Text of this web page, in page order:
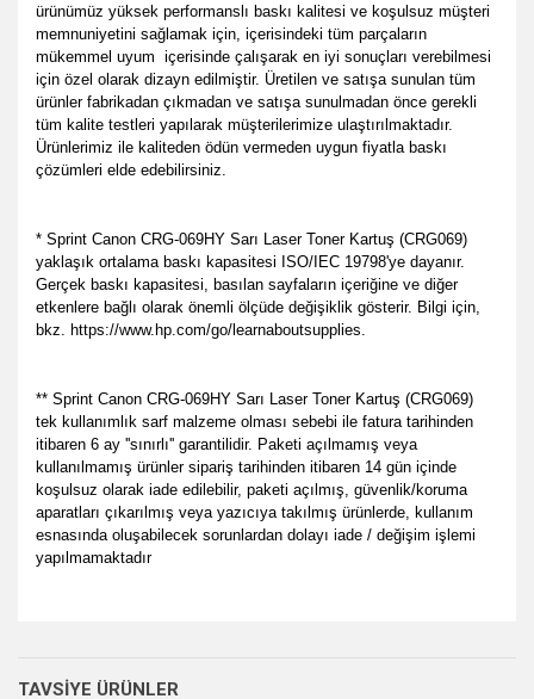
ürünümüz yüksek performanslı baskı kalitesi ve koşulsuz müşteri
memnuniyetini sağlamak için, içerisindeki tüm parçaların
mükemmel uyum içerisinde çalışarak en iyi sonuçları verebilmesi
için özel olarak dizayn edilmiştir. Üretilen ve satışa sunulan tüm
ürünler fabrikadan çıkmadan ve satışa sunulmadan önce gerekli
tüm kalite testleri yapılarak müşterilerimize ulaştırılmaktadır.
Ürünlerimiz ile kaliteden ödün vermeden uygun fiyatla baskı
çözümleri elde edebilirsiniz.
* Sprint Canon CRG-069HY Sarı Laser Toner Kartuş (CRG069)
yaklaşık ortalama baskı kapasitesi ISO/IEC 19798'ye dayanır.
Gerçek baskı kapasitesi, basılan sayfaların içeriğine ve diğer
etkenlere bağlı olarak önemli ölçüde değişiklik gösterir. Bilgi için,
bkz. https://www.hp.com/go/learnaboutsupplies.
** Sprint Canon CRG-069HY Sarı Laser Toner Kartuş (CRG069)
tek kullanımlık sarf malzeme olması sebebi ile fatura tarihinden
itibaren 6 ay ''sınırlı'' garantilidir. Paketi açılmamış veya
kullanılmamış ürünler sipariş tarihinden itibaren 14 gün içinde
koşulsuz olarak iade edilebilir, paketi açılmış, güvenlik/koruma
aparatları çıkarılmış veya yazıcıya takılmış ürünlerde, kullanım
esnasında oluşabilecek sorunlardan dolayı iade / değişim işlemi
yapılmamaktadır
kullanarak tarafımıza iletebilirsiniz.
P... E... | 23/08/2024
TAVSİYE ÜRÜNLER